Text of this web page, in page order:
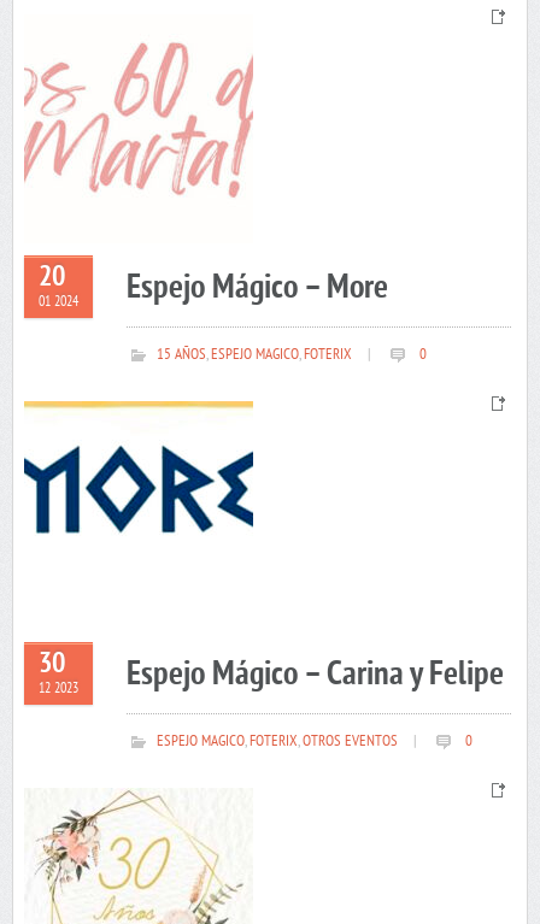
20
01 2024 Espejo Mágico – More
15 AÑOS,ESPEJO MAGICO,FOTERIX 0
30
12 2023 Espejo Mágico – Carina y Felipe
ESPEJO MAGICO,FOTERIX,OTROS EVENTOS 0